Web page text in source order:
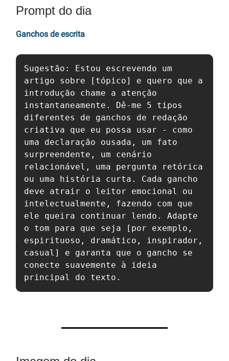
Prompt do dia
Ganchos de escrita
Sugestão: Estou escrevendo um
artigo sobre [tópico] e quero que a
introdução chame a atenção
instantaneamente. Dê-me 5 tipos
diferentes de ganchos de redação
criativa que eu possa usar - como
uma declaração ousada, um fato
surpreendente, um cenário
relacionável, uma pergunta retórica
ou uma história curta. Cada gancho
deve atrair o leitor emocional ou
intelectualmente, fazendo com que
ele queira continuar lendo. Adapte
o tom para que seja [por exemplo,
espirituoso, dramático, inspirador,
casual] e garanta que o gancho se
conecte suavemente à ideia
principal do texto.